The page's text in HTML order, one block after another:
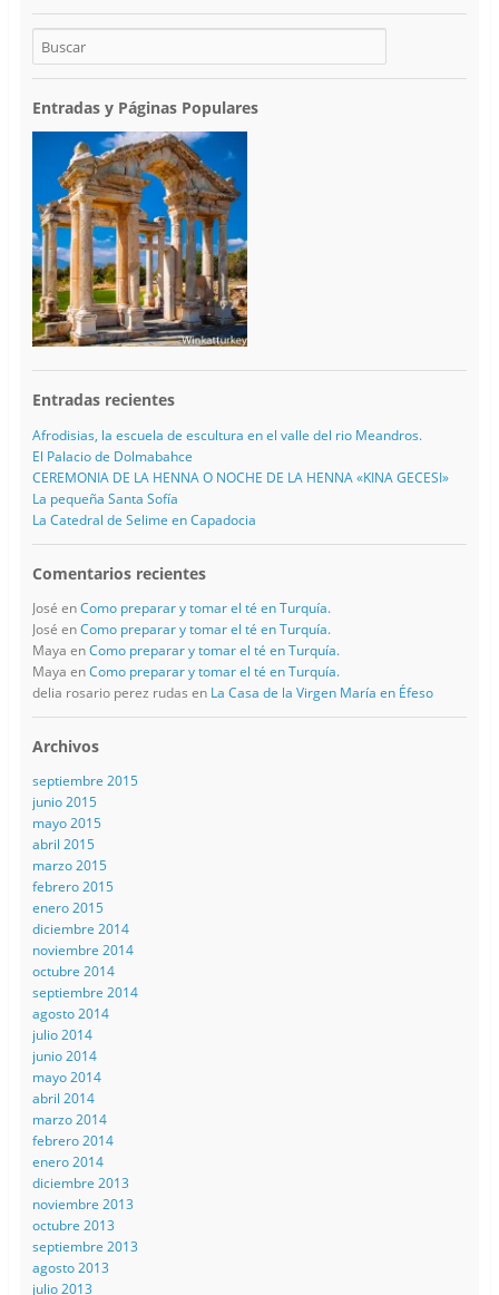
Entradas y Páginas Populares
Entradas recientes
Afrodisias, la escuela de escultura en el valle del rio Meandros.
El Palacio de Dolmabahce
CEREMONIA DE LA HENNA O NOCHE DE LA HENNA «KINA GECESI»
La pequeña Santa Sofía
La Catedral de Selime en Capadocia
Comentarios recientes
José enComo preparar y tomar el té en Turquía.
José enComo preparar y tomar el té en Turquía.
Maya enComo preparar y tomar el té en Turquía.
Maya enComo preparar y tomar el té en Turquía.
delia rosario perez rudas en La Casa de la Virgen María en Éfeso
Archivos
septiembre 2015
junio 2015
mayo 2015
abril 2015
marzo 2015
febrero 2015
enero 2015
diciembre 2014
noviembre 2014
octubre 2014
septiembre 2014
agosto 2014
julio 2014
junio 2014
mayo 2014
abril 2014
marzo 2014
febrero 2014
enero 2014
diciembre 2013
noviembre 2013
octubre 2013
septiembre 2013
agosto 2013
julio 2013